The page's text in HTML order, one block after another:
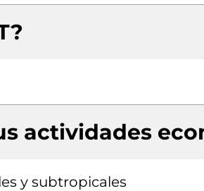
actividades
y subtropicales